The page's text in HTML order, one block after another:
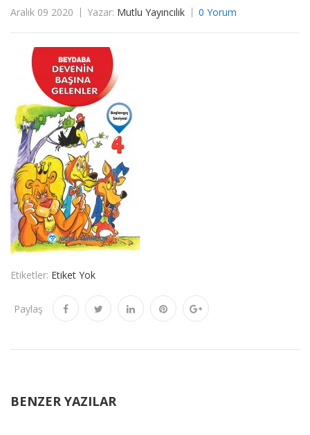
Aralık 09 2020 Yazar: Mutlu Yayıncılık 0 Yorum
Etiketler: Etiket Yok
Paylaş
BENZER YAZILAR